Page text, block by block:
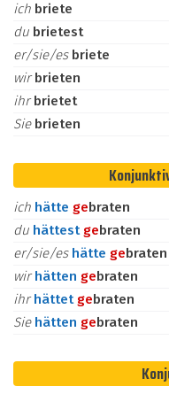
ich briete
du brietest
er/sie/es briete
wirbrieten
ihrbrietet
Sie brieten
ich hätte gebraten
du hättest gebraten
er/sie/es hätte gebraten
wirhätten gebraten
ihrhättet gebraten
Sie hätten gebraten